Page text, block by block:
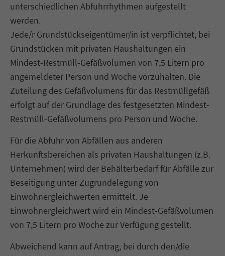
unterschiedlichen Abfuhrrhythmen aufgestellt
werden.
Jede/r Grundstückseigentümer/in ist verpflichtet, bei
Grundstücken mit privaten Haushaltungen ein
Mindest-Restmüll-Gefäßvolumen von 7,5 Litern pro
angemeldeter Person und Woche vorzuhalten. Die
Zuteilung des Gefäßvolumens für das Restmüllgefäß
erfolgt auf der Grundlage des festgesetzten Mindest-
Restmüll-Gefäßvolumens pro Person und Woche.
Für die Abfuhr von Abfällen aus anderen
Herkunftsbereichen als privaten Haushaltungen (z.B.
Unternehmen) wird der Behälterbedarf für Abfälle zur
Beseitigung unter Zugrundelegung von
Einwohnergleichwerten ermittelt. Je
Einwohnergleichwert wird ein Mindest-Gefäßvolumen
von 7,5 Litern pro Woche zur Verfügung gestellt.
Abweichend kann auf Antrag, bei durch den/die